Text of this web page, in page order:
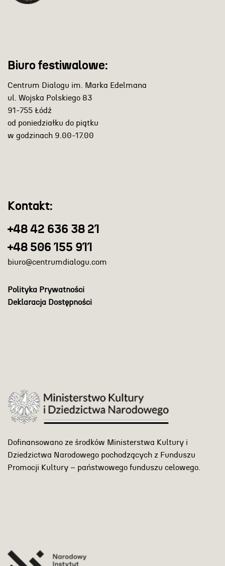
Biuro festiwalowe:
Centrum Dialogu im. Marka Edelmana
ul. Wojska Polskiego 83
91-755 Łódź
od poniedziałku do piątku
w godzinach 9.00-17.00
Kontakt:
+48 42 636 38 21
+48 506 155 911
biuro@centrumdialogu.com
Polityka Prywatności
Deklaracja Dostępności
Dofinansowano ze środków Ministerstwa Kultury i
Dziedzictwa Narodowego pochodzących z Funduszu
Promocji Kultury – państwowego funduszu celowego.